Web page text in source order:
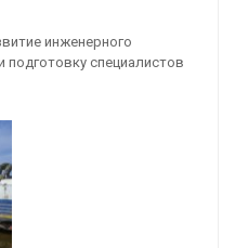
инженерного
подготовку специалистов